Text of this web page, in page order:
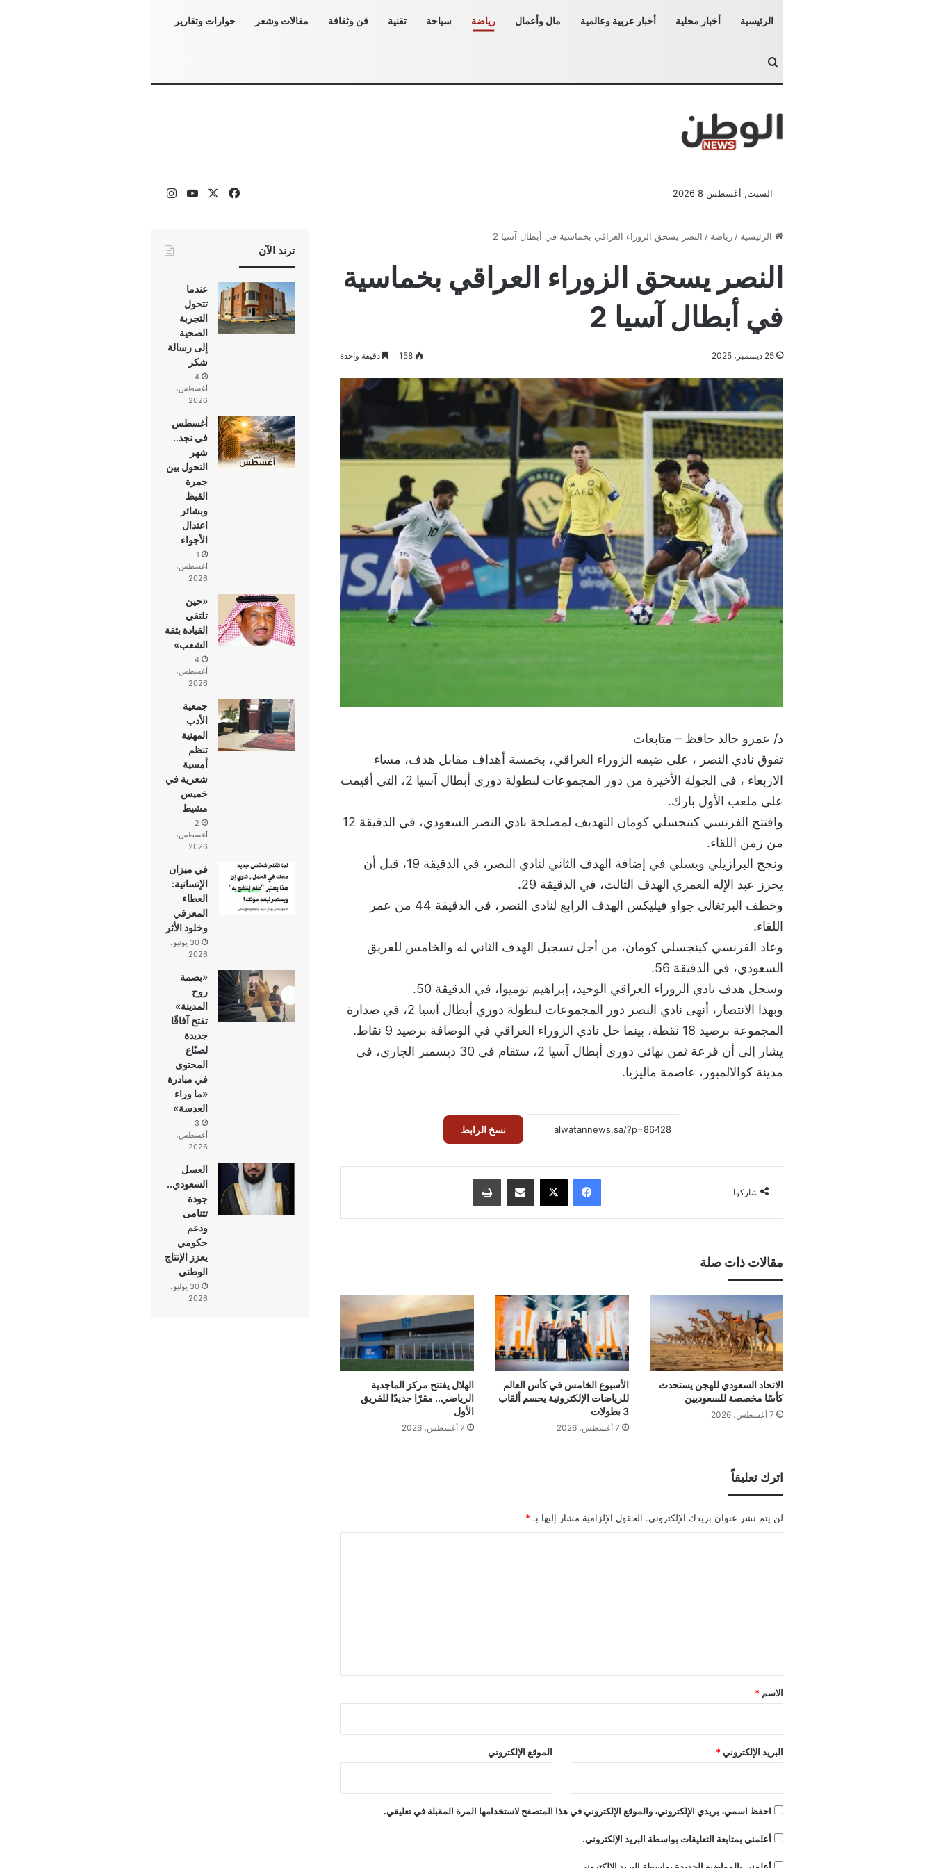
الرئيسية أخبار محلية أخبار عربية وعالمية مال وأعمال رياضة سياحة تقنية فن وثقافة مقالات وشعر حوارات وتقارير
بحث عن
السبت, أغسطس 8 2026 فيسبوك ‫YouTubeانستقرام
الرئيسية / رياضة / النصر يسحق الزوراء العراقي بخماسية في أبطال آسيا 2
النصر يسحق الزوراء العراقي بخماسية
في أبطال آسيا 2
25 ديسمبر، 2025 158 دقيقة واحدة
د/ عمرو خالد حافظ – متابعات
تفوق نادي النصر ، على ضيفه الزوراء العراقي، بخمسة أهداف مقابل هدف، مساء
الاربعاء ، في الجولة الأخيرة من دور المجموعات لبطولة دوري أبطال آسيا 2، التي أقيمت
على ملعب الأول بارك.
وافتتح الفرنسي كينجسلي كومان التهديف لمصلحة نادي النصر السعودي، في الدقيقة 12
من زمن اللقاء.
ونجح البرازيلي ويسلي في إضافة الهدف الثاني لنادي النصر، في الدقيقة 19، قبل أن
يحرز عبد الإله العمري الهدف الثالث، في الدقيقة 29.
وخطف البرتغالي جواو فيليكس الهدف الرابع لنادي النصر، في الدقيقة 44 من عمر
اللقاء.
وعاد الفرنسي كينجسلي كومان، من أجل تسجيل الهدف الثاني له والخامس للفريق
السعودي، في الدقيقة 56.
وسجل هدف نادي الزوراء العراقي الوحيد، إبراهيم توميوا، في الدقيقة 50.
وبهذا الانتصار، أنهى نادي النصر دور المجموعات لبطولة دوري أبطال آسيا 2، في صدارة
المجموعة برصيد 18 نقطة، بينما حل نادي الزوراء العراقي في الوصافة برصيد 9 نقاط.
يشار إلى أن قرعة ثمن نهائي دوري أبطال آسيا 2، ستقام في 30 ديسمبر الجاري، في
مدينة كوالالمبور، عاصمة ماليزيا.
نسخ الرابط
شاركها
فيسبوك ‫X مشاركة عبر البريد طباعة
مقالات ذات صلة
الاتحاد السعودي للهجن يستحدث
كأسًا مخصصة للسعوديين
7 أغسطس، 2026
الأسبوع الخامس في كأس العالم
للرياضات الإلكترونية يحسم ألقاب
3 بطولات
7 أغسطس، 2026
الهلال يفتتح مركز الماجدية
الرياضي.. مقرًا جديدًا للفريق
الأول
7 أغسطس، 2026
اترك تعليقاً
لن يتم نشر عنوان بريدك الإلكتروني. الحقول الإلزامية مشار إليها بـ *
*
الاسم *
البريد الإلكتروني* الموقع الإلكتروني
احفظ اسمي، بريدي الإلكتروني، والموقع الإلكتروني في هذا المتصفح لاستخدامها المرة المقبلة في تعليقي.
أعلمني بمتابعة التعليقات بواسطة البريد الإلكتروني.
ترند الآن
عندما
تتحول
التجربة
الصحية
إلى رسالة
شكر
4
أغسطس،
2026
أغسطس
في نجد..
شهر
التحول بين
جمرة
القيظ
وبشائر
اعتدال
الأجواء
1
أغسطس،
2026
«حين
تلتقي
القيادة بثقة
الشعب»
4
أغسطس،
2026
جمعية
الأدب
المهنية
تنظم
أمسية
شعرية في
خميس
مشيط
2
أغسطس،
2026
في ميزان
الإنسانية:
العطاء
المعرفي
وخلود الأثر
30 يونيو،
2026
«بصمة
روح
المدينة»
تفتح آفاقًا
جديدة
لصنّاع
المحتوى
في مبادرة
«ما وراء
العدسة»
3
أغسطس،
2026
العسل
السعودي..
جودة
تتنامى
ودعم
حكومي
يعزز الإنتاج
الوطني
30 يوليو،
2026